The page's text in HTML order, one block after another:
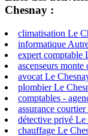
Chesnay :
climatisation Le
informatique
expert comptable
ascenseurs
avocat Le
plombier Le
comptables -
assurance
détective privé Le
chauffage Le